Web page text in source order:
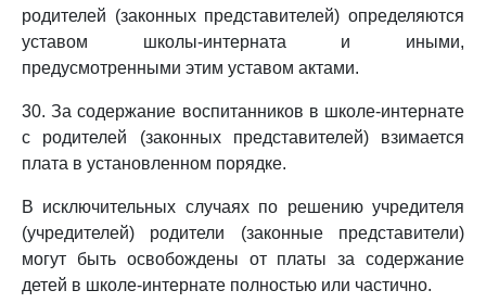
родителей (законных представителей) определяются
уставом школы-интерната и иными,
предусмотренными этим уставом актами.
30. За содержание воспитанников в школе-интернате
с родителей (законных представителей) взимается
плата в установленном порядке.
В исключительных случаях по решению учредителя
(учредителей) родители (законные представители)
могут быть освобождены от платы за содержание
детей в школе-интернате полностью или частично.